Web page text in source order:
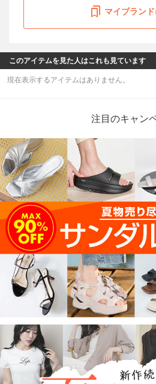
マイブラン
このアイテムを見た人はこれも見ています
現在表示するアイテムはありません。
注目のキャン